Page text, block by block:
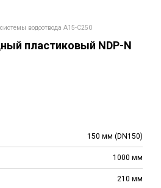
водоотвода A15-C250
пластиковый NDP-N
150 мм (DN150)
1000 мм
210 мм